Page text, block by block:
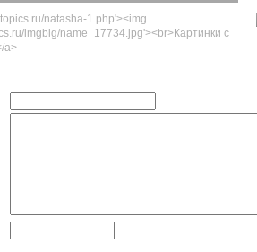
natasha-1.php'><img
imgbig/name_17734.jpg'><br>Картинки с
a>